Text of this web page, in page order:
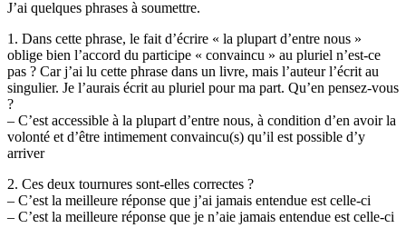
J’ai quelques phrases à soumettre.
1. Dans cette phrase, le fait d’écrire « la plupart d’entre nous »
oblige bien l’accord du participe « convaincu » au pluriel n’est-ce
pas ? Car j’ai lu cette phrase dans un livre, mais l’auteur l’écrit au
singulier. Je l’aurais écrit au pluriel pour ma part. Qu’en pensez-vous
?
– C’est accessible à la plupart d’entre nous, à condition d’en avoir la
volonté et d’être intimement convaincu(s) qu’il est possible d’y
arriver
2. Ces deux tournures sont-elles correctes ?
– C’est la meilleure réponse que j’ai jamais entendue est celle-ci
– C’est la meilleure réponse que je n’aie jamais entendue est celle-ci